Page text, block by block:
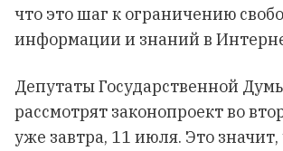
что это шаг к ограничению
информации и знаний в
Депутаты Государственной
рассмотрят законопроект во
уже завтра, 11 июля. Это значит,